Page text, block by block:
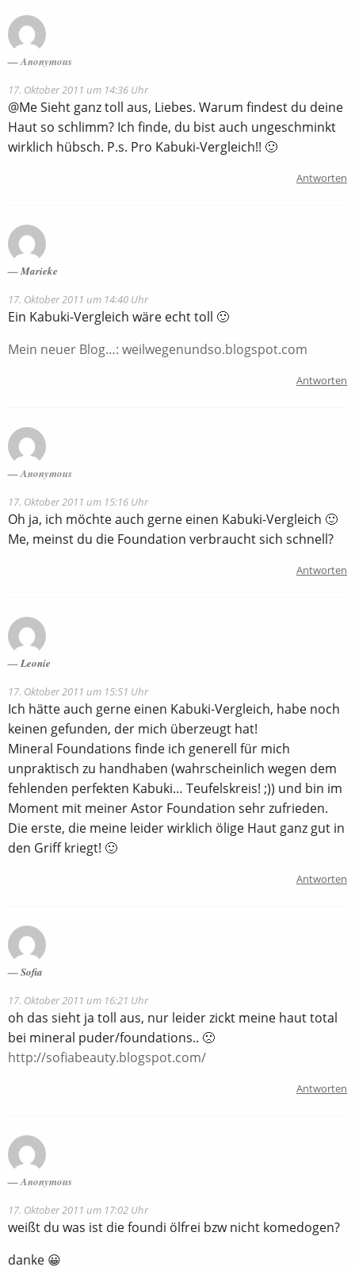
Anonymous
17. Oktober 2011 um 14:36 Uhr
@Me Sieht ganz toll aus, Liebes. Warum findest du deine
Haut so schlimm? Ich finde, du bist auch ungeschminkt
wirklich hübsch. P.s. Pro Kabuki-Vergleich!! 🙂
Antworten
Marieke
17. Oktober 2011 um 14:40 Uhr
Ein Kabuki-Vergleich wäre echt toll 🙂
Mein neuer Blog…: weilwegenundso.blogspot.com
Antworten
Anonymous
17. Oktober 2011 um 15:16 Uhr
Oh ja, ich möchte auch gerne einen Kabuki-Vergleich 🙂
Me, meinst du die Foundation verbraucht sich schnell?
Antworten
Leonie
17. Oktober 2011 um 15:51 Uhr
Ich hätte auch gerne einen Kabuki-Vergleich, habe noch
keinen gefunden, der mich überzeugt hat!
Mineral Foundations finde ich generell für mich
unpraktisch zu handhaben (wahrscheinlich wegen dem
fehlenden perfekten Kabuki… Teufelskreis! ;)) und bin im
Moment mit meiner Astor Foundation sehr zufrieden.
Die erste, die meine leider wirklich ölige Haut ganz gut in
den Griff kriegt! 🙂
Antworten
Sofia
17. Oktober 2011 um 16:21 Uhr
oh das sieht ja toll aus, nur leider zickt meine haut total
bei mineral puder/foundations.. 🙁
http://sofiabeauty.blogspot.com/
Antworten
Anonymous
17. Oktober 2011 um 17:02 Uhr
weißt du was ist die foundi ölfrei bzw nicht komedogen?
danke 😀